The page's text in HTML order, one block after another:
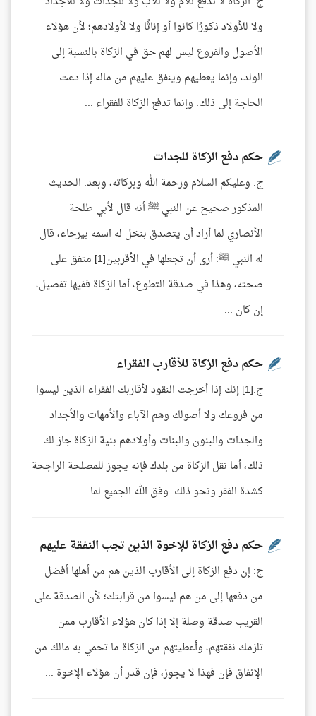
ولا للأولاد ذكورًا كانوا أو إناثًا ولا لأولادهم؛ لأن هؤلاء
الأصول والفروع ليس لهم حق في الزكاة بالنسبة إلى
الولد، وإنما يعطيهم وينفق عليهم من ماله إذا دعت
الحاجة إلى ذلك. وإنما تدفع الزكاة للفقراء ...
حكم دفع الزكاة للجدات
ج: وعليكم السلام ورحمة الله وبركاته، وبعد: الحديث
المذكور صحيح عن النبي ﷺ أنه قال لأبي طلحة
الأنصاري لما أراد أن يتصدق بنخل له اسمه بيرحاء، قال
له النبي ﷺ: أرى أن تجعلها في الأقربين[1] متفق على
صحته، وهذا في صدقة التطوع، أما الزكاة ففيها تفصيل،
إن كان ...
حكم دفع الزكاة للأقارب الفقراء
ج:[1] إنك إذا أخرجت النقود لأقاربك الفقراء الذين ليسوا
من فروعك ولا أصولك وهم الآباء والأمهات والأجداد
والجدات والبنون والبنات وأولادهم بنية الزكاة جاز لك
ذلك، أما نقل الزكاة من بلدك فإنه يجوز للمصلحة الراجحة
كشدة الفقر ونحو ذلك. وفق الله الجميع لما ...
حكم دفع الزكاة للإخوة الذين تجب النفقة عليهم
ج: إن دفع الزكاة إلى الأقارب الذين هم من أهلها أفضل
من دفعها إلى من هم ليسوا من قرابتك؛ لأن الصدقة على
القريب صدقة وصلة إلا إذا كان هؤلاء الأقارب ممن
تلزمك نفقتهم، وأعطيتهم من الزكاة ما تحمي به مالك من
الإنفاق فإن فهذا لا يجوز، فإن قدر أن هؤلاء الإخوة ...